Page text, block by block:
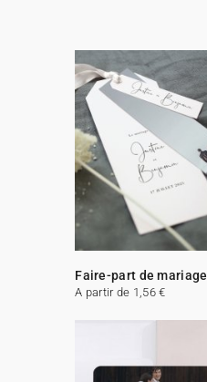
Faire-part de mariage
A partir de 1,56 €